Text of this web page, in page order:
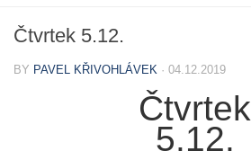
Čtvrtek 5.12.
BY PAVEL KŘIVOHLÁVEK · 04.12.2019
Čtvrtek
5.12.